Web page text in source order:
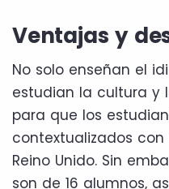
Ventajas y
No solo enseñan el
estudian la cultura y
para que los
contextualizados
Reino Unido. Sin
son de 16 alumnos,